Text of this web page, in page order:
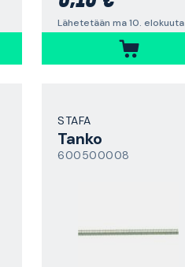
Lähetetään ma 10. elokuuta
STAFA
Tanko
600500008